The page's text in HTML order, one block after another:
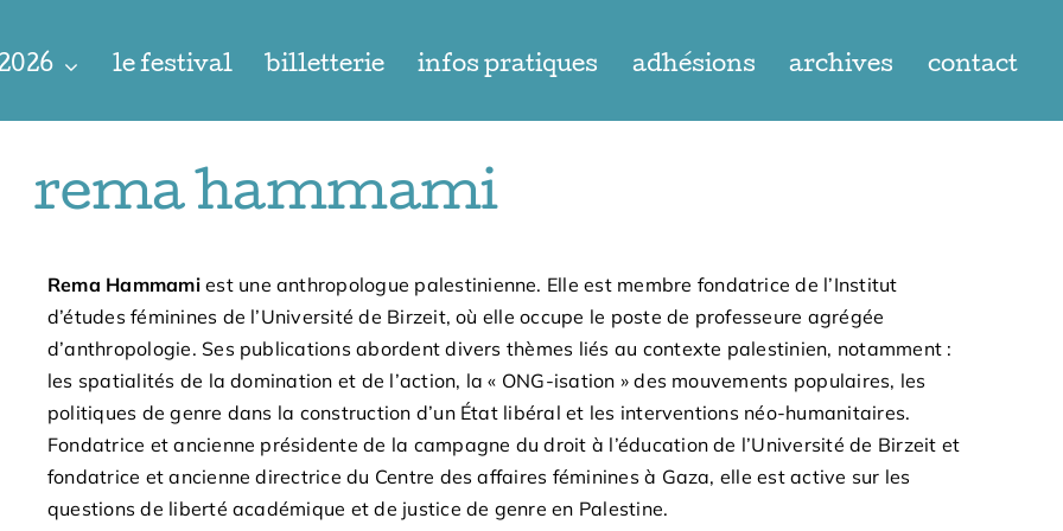
le festival billetterie infos pratiques adhésions archives contact
rema hammami
Rema Hammamiest une anthropologue palestinienne. Elle est membre fondatrice de l’Institut
d’études féminines de l’Université de Birzeit, où elle occupe le poste de professeure agrégée
d’anthropologie. Ses publications abordent divers thèmes liés au contexte palestinien, notamment :
les spatialités de la domination et de l’action, la « ONG-isation » des mouvements populaires, les
politiques de genre dans la construction d’un État libéral et les interventions néo-humanitaires.
Fondatrice et ancienne présidente de la campagne du droit à l’éducation de l’Université de Birzeit et
fondatrice et ancienne directrice du Centre des affaires féminines à Gaza, elle est active sur les
questions de liberté académique et de justice de genre en Palestine.